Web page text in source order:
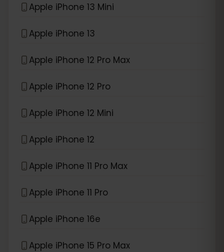
Apple iPhone 13 Mini
Apple iPhone 13
Apple iPhone 12 Pro Max
Apple iPhone 12 Pro
Apple iPhone 12 Mini
Apple iPhone 12
Apple iPhone 11 Pro Max
Apple iPhone 11 Pro
Apple iPhone 16e
Apple iPhone 15 Pro Max